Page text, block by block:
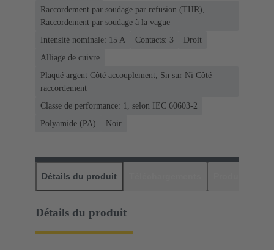
Raccordement par soudage par refusion (THR),
Raccordement par soudage à la vague
Intensité nominale: ‌15 A
Contacts: 3
Droit
Alliage de cuivre
Plaqué argent Côté accouplement, Sn sur Ni Côté
raccordement
Classe de performance: 1, selon IEC 60603-2
Polyamide (PA)
Noir
Détails du produit
Détails du produit